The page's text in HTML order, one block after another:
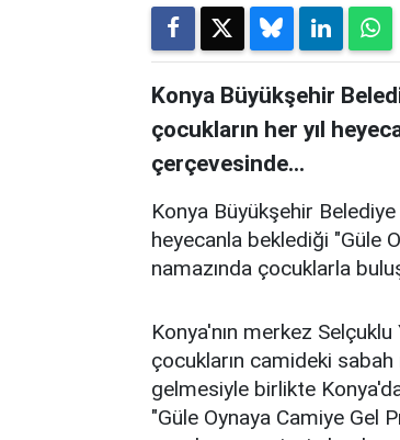
Konya Büyükşehir
çocukların her yıl
çerçevesinde...
Konya Büyükşehir
heyecanla beklediği "Güle
namazında çocuklarla
Konya'nın merkez
çocukların camideki sabah
gelmesiyle birlikte
"Güle Oynaya Camiye Gel